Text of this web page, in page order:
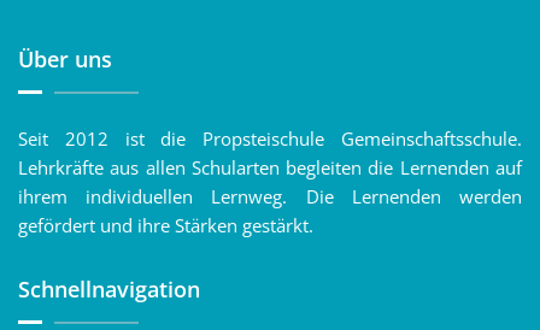
Über uns
Seit 2012 ist die Propsteischule Gemeinschaftsschule.
Lehrkräfte aus allen Schularten begleiten die Lernenden auf
ihrem individuellen Lernweg. Die Lernenden werden
gefördert und ihre Stärken gestärkt.
Schnellnavigation